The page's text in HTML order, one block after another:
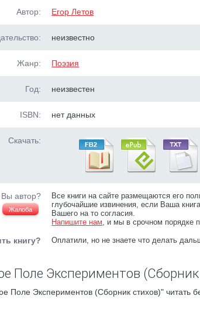
Автор: Егор Летов
неизвестно
Жанр: Поэзия
Год: неизвестен
ISBN: нет данных
Скачать:
Вы автор?
Жалоба
Все книги на сайте размещаются его
глубочайшие извинения, если Ваша
Вашего на то согласия.
Напишите нам, и мы в срочном порядке
книгу? Оплатили, но не знаете что делать
Поле Экспериментов (Сборник
Поле Экспериментов (Сборник стихов)" читать